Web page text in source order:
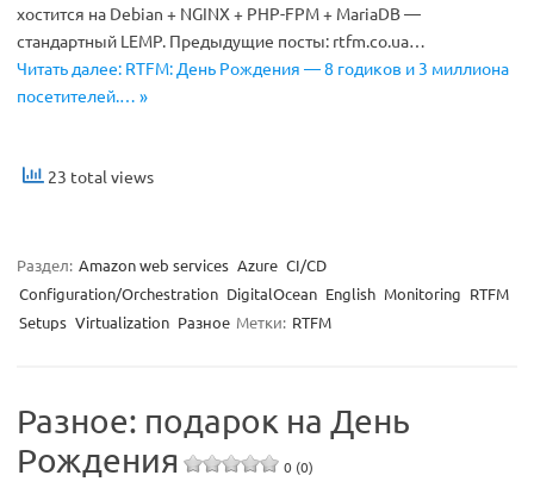
хостится на Debian + NGINX + PHP-FPM + MariaDB —
стандартный LEMP. Предыдущие посты: rtfm.co.ua…
Читать далее: RTFM: День Рождения — 8 годиков и 3 миллиона
посетителей.… »
23 total views
Раздел: Amazon web services Azure CI/CD
Configuration/Orchestration DigitalOcean English Monitoring RTFM
Setups Virtualization Разное Метки: RTFM
Разное: подарок на День
Рождения
0 (0)